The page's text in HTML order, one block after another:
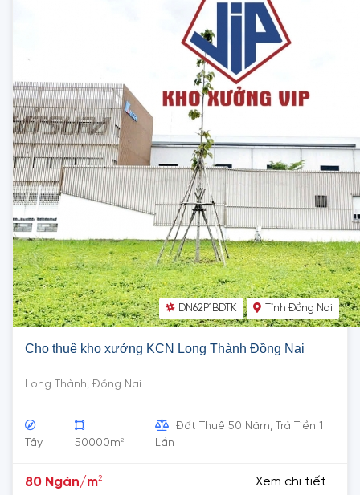
DN62P1BDTK Tỉnh Đồng Nai
Cho thuê kho xưởng KCN Long Thành Đồng Nai
Long Thành, Đồng Nai
Tây 50000m2
Đất Thuê 50 Năm, Trả Tiền 1
Lần
80 Ngàn/m2 Xem chi tiết